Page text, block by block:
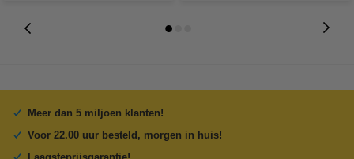
Meer dan 5 miljoen klanten!
Voor 22.00 uur besteld, morgen in huis!